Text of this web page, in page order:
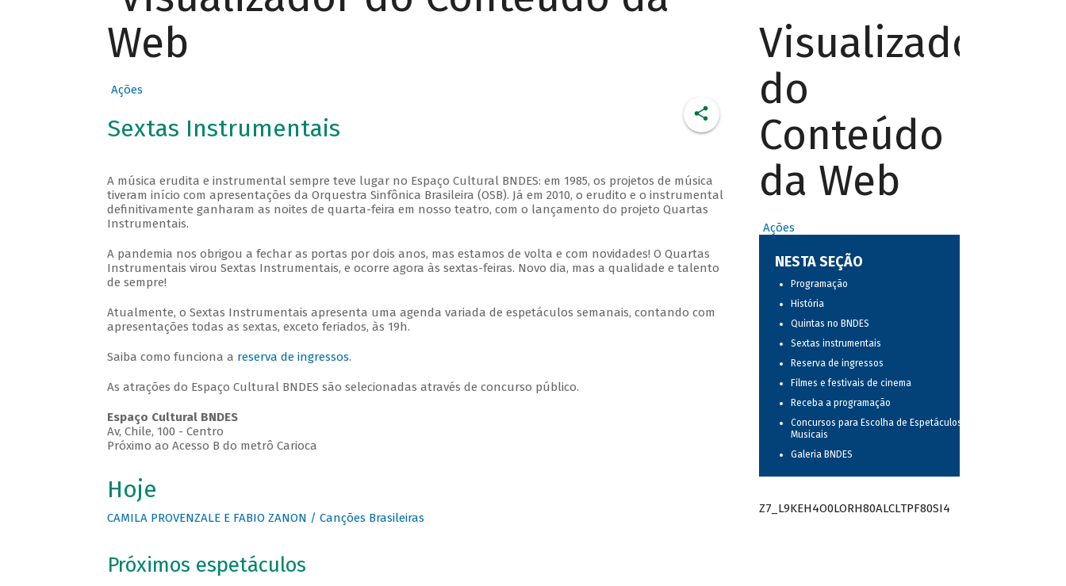
Web
Ações
Sextas Instrumentais
A música erudita e instrumental sempre teve lugar no Espaço Cultural BNDES: em 1985, os projetos de música
tiveram início com apresentações da Orquestra Sinfônica Brasileira (OSB). Já em 2010, o erudito e o instrumental
definitivamente ganharam as noites de quarta-feira em nosso teatro, com o lançamento do projeto Quartas
Instrumentais.
A pandemia nos obrigou a fechar as portas por dois anos, mas estamos de volta e com novidades! O Quartas
Instrumentais virou Sextas Instrumentais, e ocorre agora às sextas-feiras. Novo dia, mas a qualidade e talento
de sempre!
Atualmente, o Sextas Instrumentais apresenta uma agenda variada de espetáculos semanais, contando com
apresentações todas as sextas, exceto feriados, às 19h.
Saiba como funciona a reserva de ingressos.
As atrações do Espaço Cultural BNDES são selecionadas através de concurso público.
Espaço Cultural BNDES
Av, Chile, 100 - Centro
Próximo ao Acesso B do metrô Carioca
Hoje
CAMILA PROVENZALE E FABIO ZANON / Canções Brasileiras
Próximos espetáculos
Visualizador
do
Conteúdo
da Web
Ações
NESTA SEÇÃO
Programação
História
Quintas no BNDES
Sextas instrumentais
Reserva de ingressos
Filmes e festivais de cinema
Receba a programação
Concursos para Escolha de Espetáculos
Musicais
Galeria BNDES
Z7_L9KEH4O0LORH80ALCLTPF80SI4